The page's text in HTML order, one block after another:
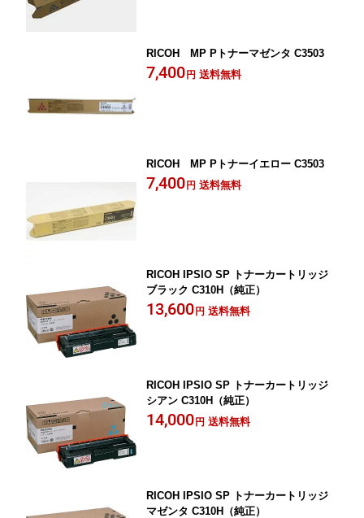
RICOH MP Pトナーマゼンタ C3503
7,400 円 送料無料
RICOH MP Pトナーイエロー C3503
7,400 円 送料無料
RICOH IPSIO SP トナーカートリッジ
ブラック C310H（純正）
13,600 円 送料無料
RICOH IPSIO SP トナーカートリッジ
シアン C310H（純正）
14,000 円 送料無料
RICOH IPSIO SP トナーカートリッジ
マゼンタ C310H（純正）